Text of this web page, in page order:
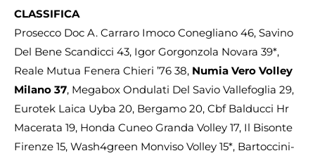
CLASSIFICA
Prosecco Doc A. Carraro Imoco Conegliano 46, Savino
Del Bene Scandicci 43, Igor Gorgonzola Novara 39*,
Reale Mutua Fenera Chieri ’76 38, Numia Vero Volley
Milano 37, Megabox Ondulati Del Savio Vallefoglia 29,
Eurotek Laica Uyba 20, Bergamo 20, Cbf Balducci Hr
Macerata 19, Honda Cuneo Granda Volley 17, Il Bisonte
Firenze 15, Wash4green Monviso Volley 15*, Bartoccini-